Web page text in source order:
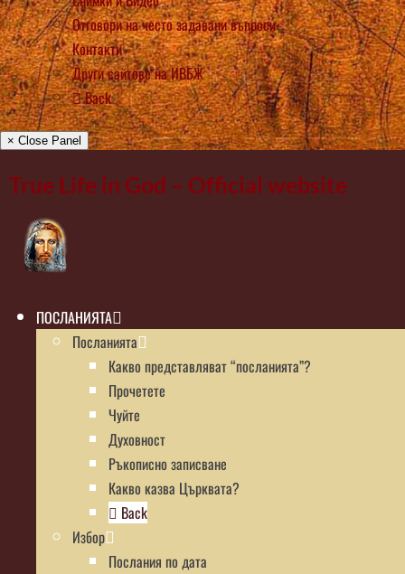
Отговори на често задавани въпроси
Контакти
Други сайтове на ИВБЖ
Back
× Close Panel
True Life in God – Official website
ПОСЛАНИЯТА
Посланията
Какво представляват “посланията”?
Прочетете
Чуйте
Духовност
Ръкописно записване
Какво казва Църквата?
Back
Избор
Послания по дата